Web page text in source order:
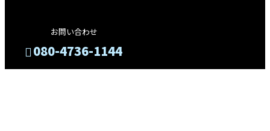
お問い合わせ
080-4736-1144